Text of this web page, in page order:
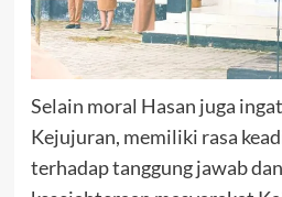
Selain moral Hasan juga
Kejujuran, memiliki rasa
terhadap tanggung jawab